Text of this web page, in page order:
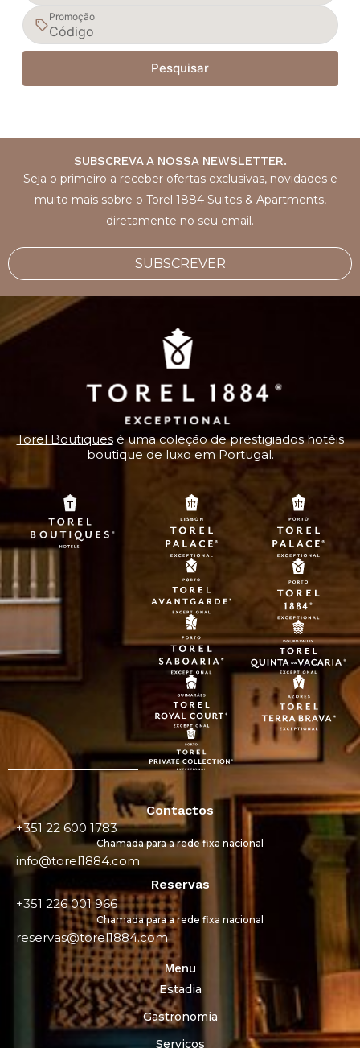
Promoção
Pesquisar
SUBSCREVA A NOSSA NEWSLETTER.
Seja o primeiro a receber ofertas exclusivas, novidades e
muito mais sobre o Torel 1884 Suites & Apartments,
diretamente no seu email.
SUBSCREVER
Torel Boutiquesé uma coleção de prestigiados hotéis
boutique de luxo em Portugal.
Contactos
+351 22 600 1783
Chamada para a rede fixa nacional
info@torel1884.com
Reservas
+351 226 001 966
Chamada para a rede fixa nacional
reservas@torel1884.com
Menu
Estadia
Gastronomia
Serviços